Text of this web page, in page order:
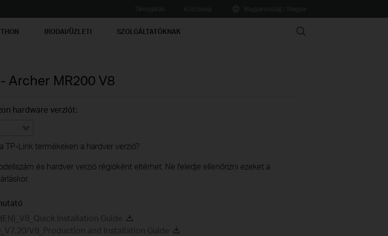
IRODAI/ÜZLETI SZOLGÁLTATÓKNAK Search
Archer MR200 V8
hardware verziót:
TP-Link termékeken a hardver verzió?
és hardver verzió régióként eltérhet. Ne feledje ellenőrizni ezeket a
Installation Guide
V8_Production and Installation Guide